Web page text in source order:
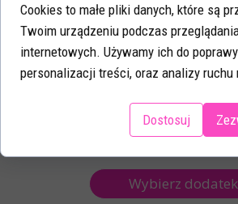
Pasta 100%
Wybierz dodatek
Cookies to małe pliki danych, które są
Twoim urządzeniu podczas
internetowych. Używamy ich do
personalizacji treści, oraz analizy ruchu
Dostosuj